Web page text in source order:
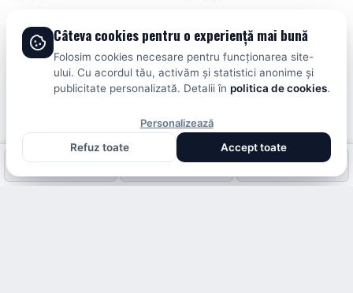
Națională
Campionatul Mondial 2026
Champions League
Bundesliga
Ligue 1
Europa League
Tenis
Handbal
DOLCESPORT
Scoruri live
Contact
Fotbal intern Fotbal extern Scoruri live
Câteva cookies pentru o experiență mai bună
Folosim cookies necesare pentru funcționarea site-
ului. Cu acordul tău, activăm și statistici anonime și
publicitate personalizată. Detalii în politica de cookies.
Personalizează
Refuz toate
Accept toate